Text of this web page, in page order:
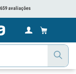
avaliações